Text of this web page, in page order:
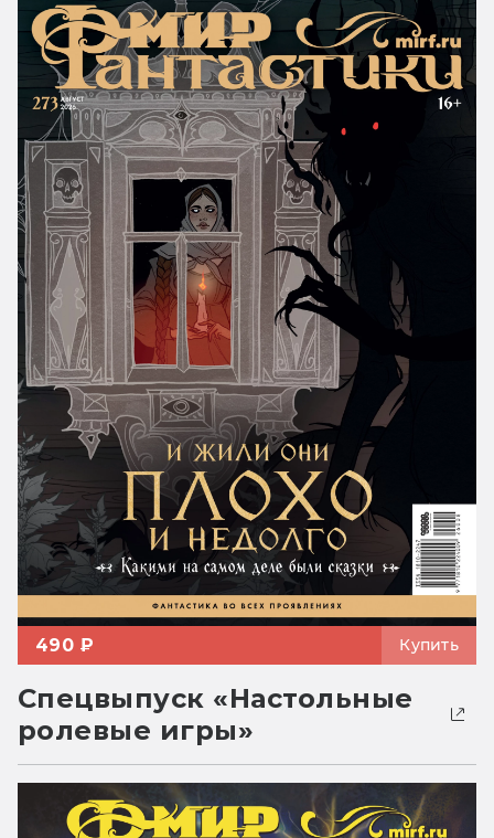
490 ₽ Купить
Спецвыпуск «Настольные
ролевые игры»